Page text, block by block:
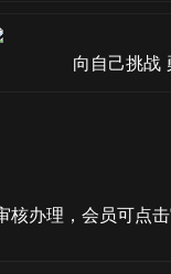
向自己挑战
办理，会员可点击